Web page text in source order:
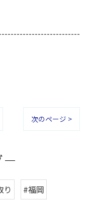
次のページ >
り #福岡